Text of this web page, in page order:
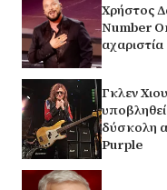
Χρήστος
Number
Γκλεν
δύσκολη
Purple